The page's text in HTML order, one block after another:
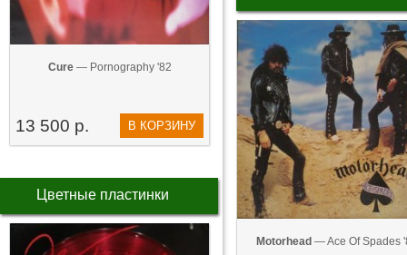
Cure— Pornography '82
13 500 р. В КОРЗИНУ
Цветные пластинки
Motorhead — Ace Of Spades